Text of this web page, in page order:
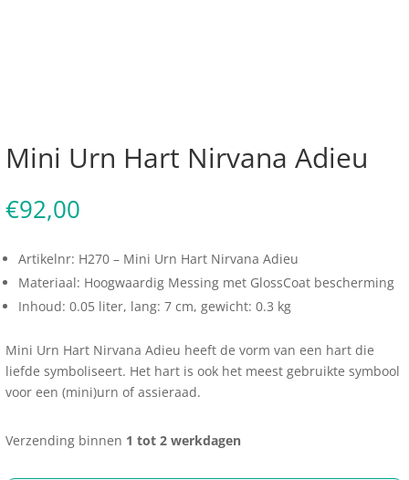
Mini Urn Hart Nirvana Adieu
€92,00
Artikelnr: H270 – Mini Urn Hart Nirvana Adieu
Materiaal: Hoogwaardig Messing met GlossCoat bescherming
Inhoud: 0.05 liter, lang: 7 cm, gewicht: 0.3 kg
Mini Urn Hart Nirvana Adieu heeft de vorm van een hart die
liefde symboliseert. Het hart is ook het meest gebruikte symbool
voor een (mini)urn of assieraad.
Verzending binnen 1 tot 2 werkdagen